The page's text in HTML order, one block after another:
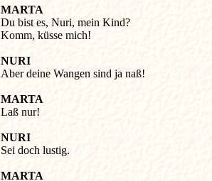
MARTA
Du bist es, Nuri, mein Kind?
Komm, küsse mich!
NURI
Aber deine Wangen sind ja naß!
MARTA
Laß nur!
NURI
MARTA